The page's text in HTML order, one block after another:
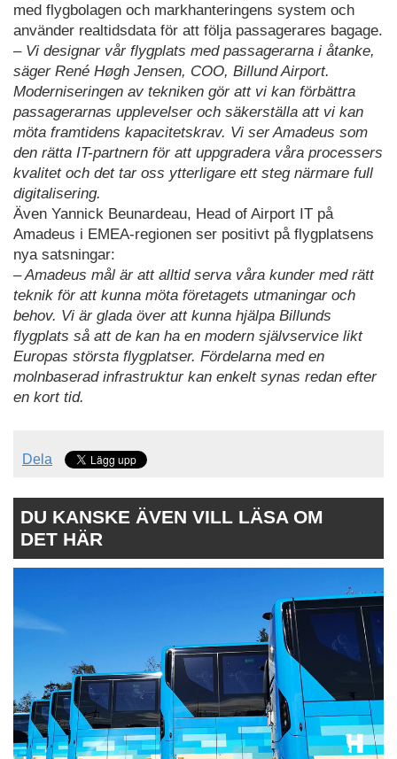
med flygbolagen och markhanteringens system och
använder realtidsdata för att följa passagerares bagage.
– Vi designar vår flygplats med passagerarna i åtanke,
säger René Høgh Jensen, COO, Billund Airport.
Moderniseringen av tekniken gör att vi kan förbättra
passagerarnas upplevelser och säkerställa att vi kan
möta framtidens kapacitetskrav. Vi ser Amadeus som
den rätta IT-partnern för att uppgradera våra processers
kvalitet och det tar oss ytterligare ett steg närmare full
digitalisering.
Även Yannick Beunardeau, Head of Airport IT på
Amadeus i EMEA-regionen ser positivt på flygplatsens
nya satsningar:
– Amadeus mål är att alltid serva våra kunder med rätt
teknik för att kunna möta företagets utmaningar och
behov. Vi är glada över att kunna hjälpa Billunds
flygplats så att de kan ha en modern självservice likt
Europas största flygplatser. Fördelarna med en
molnbaserad infrastruktur kan enkelt synas redan efter
en kort tid.
Dela
DU KANSKE ÄVEN VILL LÄSA OM
DET HÄR